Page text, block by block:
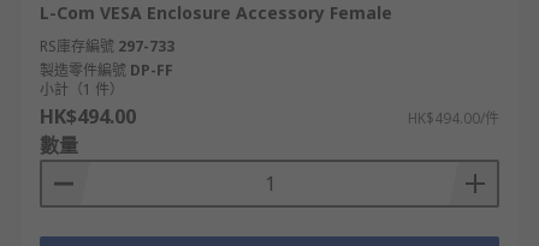
L-Com VESA Enclosure Accessory Female
RS庫存編號 297-733
製造零件編號 DP-FF
小計（1 件）
HK$494.00 HK$494.00/件
數量